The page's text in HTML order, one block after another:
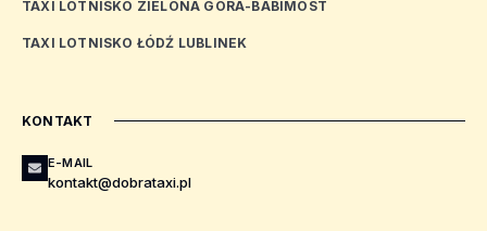
TAXI LOTNISKO ZIELONA GÓRA-BABIMOST
TAXI LOTNISKO ŁÓDŹ LUBLINEK
KONTAKT
E-MAIL
kontakt@dobrataxi.pl